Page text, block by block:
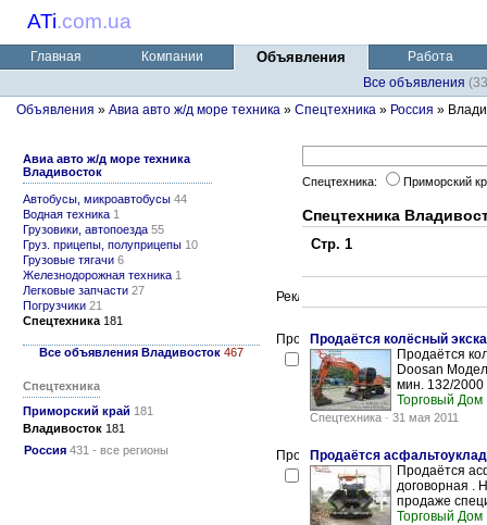
ATi.com.ua
Главная Компании Объявления
Работа
Все объявления
Объявления » Авиа авто ж/д море техника » Спецтехника » Россия »
Авиа авто ж/д море техника
Владивосток
Автобусы, микроавтобусы 44
Водная техника 1
Грузовики, автопоезда 55
Груз. прицепы, полуприцепы 10
Грузовые тягачи 6
Железнодорожная техника 1
Легковые запчасти 27
Погрузчики 21
Спецтехника 181
Все объявления Владивосток 467
Спецтехника
Приморский край 181
Владивосток 181
Россия 431 - все регионы
Спецтехника: Приморский
Спецтехника
Стр. 1
Продаётся колёсный
Продаётся
Doosan
мин. 132/
Торговый Дом
Спецтехника - 31 мая 2011
Продаётся
Продаётся
договорная .
продаже
Торговый Дом